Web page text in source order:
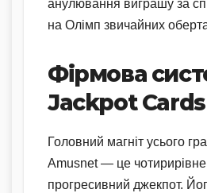
анулювання виграшу за
на Олімп звичайних
Фірмова
Jackpot Cards
Головний магніт усього
Amusnet — це
прогресивний джекпот.